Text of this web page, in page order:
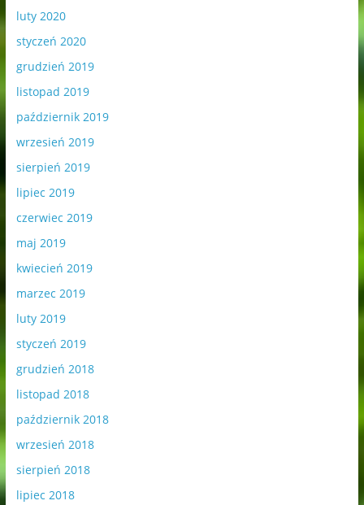
luty 2020
styczeń 2020
grudzień 2019
listopad 2019
październik 2019
wrzesień 2019
sierpień 2019
lipiec 2019
czerwiec 2019
maj 2019
kwiecień 2019
marzec 2019
luty 2019
styczeń 2019
grudzień 2018
listopad 2018
październik 2018
wrzesień 2018
sierpień 2018
lipiec 2018